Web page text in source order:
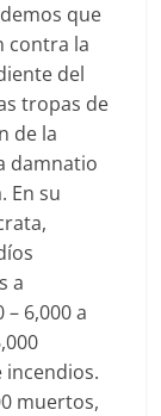
que
contra la
del
tropas de
de la
damnatio
En su
a
– 6,000 a
incendios.
muertos,